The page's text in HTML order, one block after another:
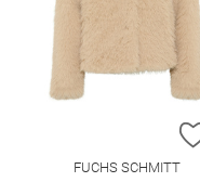
FUCHS SCHMITT